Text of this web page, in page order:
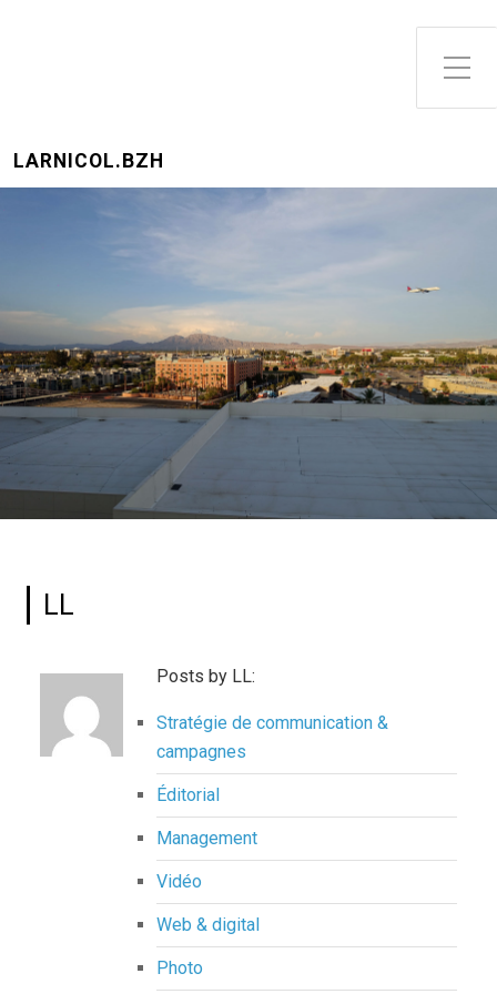
Toggle Side Menu
LARNICOL.BZH
LL
Posts by LL:
Stratégie de communication &
campagnes
Éditorial
Management
Vidéo
Web & digital
Photo